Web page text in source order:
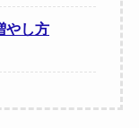
やし方